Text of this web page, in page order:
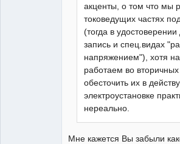
акценты, о том что мы
токоведущих частях
(тогда в
запись и спец.видах
напряжением"), хотя
работаем во
обесточить их в
электроустановке
нереально.
Мне кажется Вы забыли